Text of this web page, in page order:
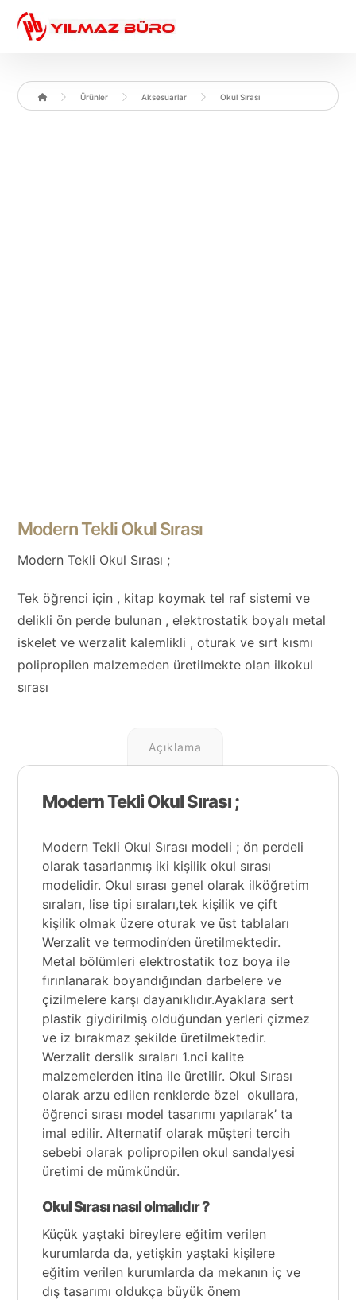
Ürünler Aksesuarlar Okul Sırası
Modern Tekli Okul Sırası
Modern Tekli Okul Sırası ;
Tek öğrenci için , kitap koymak tel raf sistemi ve
delikli ön perde bulunan , elektrostatik boyalı metal
iskelet ve werzalit kalemlikli , oturak ve sırt kısmı
polipropilen malzemeden üretilmekte olan ilkokul
sırası
Açıklama
Modern Tekli Okul Sırası ;
Modern Tekli Okul Sırası modeli ; ön perdeli
olarak tasarlanmış iki kişilik okul sırası
modelidir. Okul sırası genel olarak ilköğretim
sıraları, lise tipi sıraları,tek kişilikveçift
kişilik olmak üzere oturak ve üst tablaları
Werzalit ve termodin’den üretilmektedir.
Metal bölümleri elektrostatik toz boya ile
fırınlanarak boyandığından darbelere ve
çizilmelere karşı dayanıklıdır.Ayaklara sert
plastik giydirilmiş olduğundan yerleri çizmez
ve iz bırakmaz şekilde üretilmektedir.
Werzalit derslik sıraları 1.nci kalite
malzemelerden itina ile üretilir. Okul Sırası
olarak arzu edilen renklerde özel okullara,
öğrenci sırası model tasarımı yapılarak’ ta
imal edilir. Alternatif olarak müşteri tercih
sebebi olarak polipropilen okul sandalyesi
üretimi de mümkündür.
Okul Sırası nasıl olmalıdır ?
Küçük yaştaki bireylere eğitim verilen
kurumlarda da, yetişkin yaştaki kişilere
eğitim verilen kurumlarda da mekanın iç ve
dış tasarımı oldukça büyük önem